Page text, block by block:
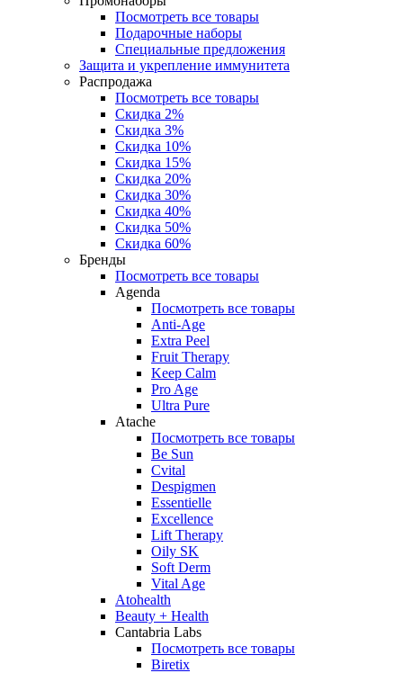
Посмотреть все товары
Подарочные наборы
Специальные предложения
Защита и укрепление иммунитета
Распродажа
Посмотреть все товары
Скидка 2%
Скидка 3%
Скидка 10%
Скидка 15%
Скидка 20%
Скидка 30%
Скидка 40%
Скидка 50%
Скидка 60%
Бренды
Посмотреть все товары
Agenda
Посмотреть все товары
Anti‑Age
Extra Peel
Fruit Therapy
Keep Calm
Pro Age
Ultra Pure
Atache
Посмотреть все товары
Be Sun
Cvital
Despigmen
Essentielle
Excellence
Lift Therapy
Oily SK
Soft Derm
Vital Age
Atohealth
Beauty + Health
Cantabria Labs
Посмотреть все товары
Biretix